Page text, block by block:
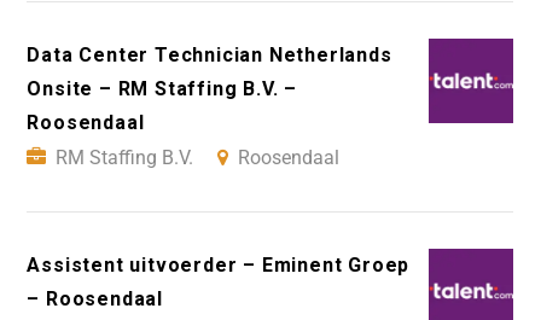
Data Center Technician Netherlands
Onsite – RM Staffing B.V. –
Roosendaal
RM Staffing B.V.
Roosendaal
Assistent uitvoerder – Eminent Groep
– Roosendaal